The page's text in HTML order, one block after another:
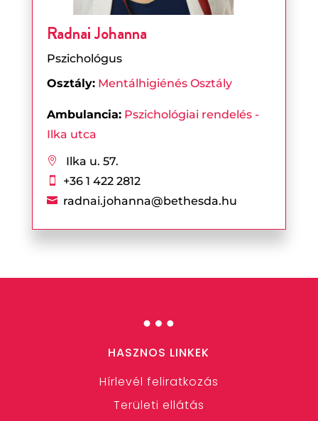
Radnai Johanna
Pszichológus
Osztály: Mentálhigiénés Osztály
Ambulancia: Pszichológiai rendelés -
Ilka utca
 Ilka u. 57.
 +36 1 422 2812
 radnai.johanna@bethesda.hu
…
HASZNOS LINKEK
Hírlevél feliratkozás
Területi ellátás